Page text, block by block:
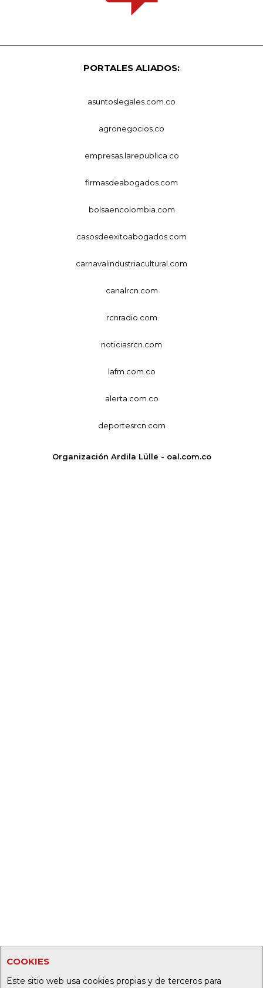
COOKIES
Este sitio web usa cookies propias y de terceros para
PORTALES ALIADOS:
asuntoslegales.com.co
agronegocios.co
empresas.larepublica.co
firmasdeabogados.com
bolsaencolombia.com
casosdeexitoabogados.com
carnavalindustriacultural.com
canalrcn.com
rcnradio.com
noticiasrcn.com
lafm.com.co
alerta.com.co
deportesrcn.com
Organización Ardila Lülle - oal.com.co